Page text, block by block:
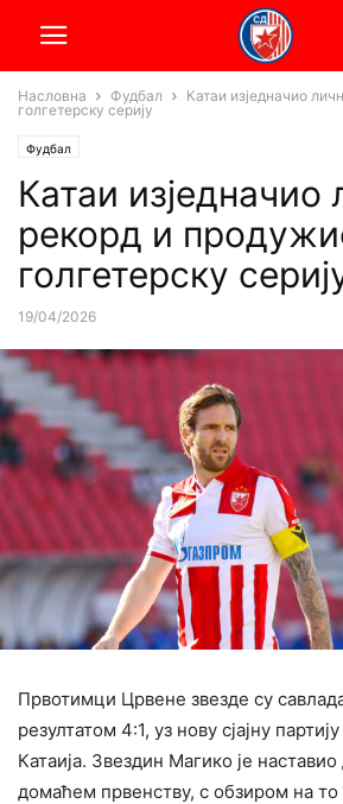
Насловна Фудбал
Катаи изједначио
голгетерску серију
Фудбал
Катаи изједначио
рекорд и
голгетерску
19/04/2026
Првотимци Црвене звезде су
резултатом 4:1, уз нову сјајну
Катаија. Звездин Магико је
домаћем првенству, с обзиром на то